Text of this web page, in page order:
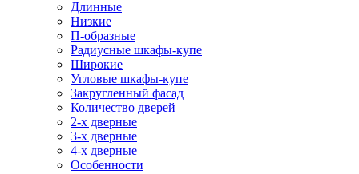
Длинные
Низкие
П-образные
Радиусные шкафы-купе
Широкие
Угловые шкафы-купе
Закругленный фасад
Количество дверей
2-х дверные
3-х дверные
4-х дверные
Особенности